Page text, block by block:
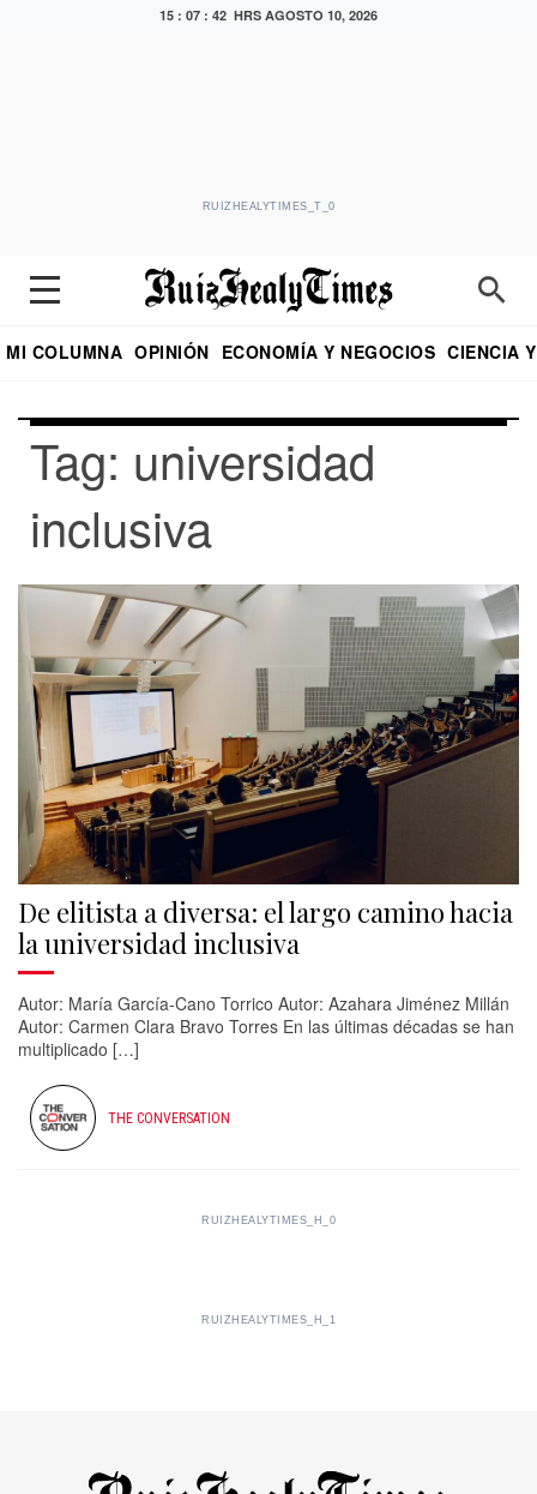
15 : 07 : 42 HRS AGOSTO 10, 2026
RUIZHEALYTIMES_T_0
MI COLUMNA OPINIÓN ECONOMÍA Y NEGOCIOS CIENCIA
Tag: universidad
inclusiva
De elitista a diversa: el largo camino hacia
la universidad inclusiva
Autor: María García-Cano Torrico Autor: Azahara Jiménez Millán
Autor: Carmen Clara Bravo Torres En las últimas décadas se han
multiplicado […]
THE CONVERSATION
RUIZHEALYTIMES_H_0
RUIZHEALYTIMES_H_1